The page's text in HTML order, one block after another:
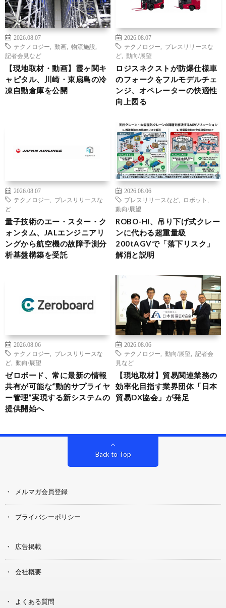
2026.08.07
テクノロジー
動画 物流施設
記者会見など
【現地取材・動画】霞ヶ関キ
ャピタル、川崎・東扇島の冷
凍自動倉庫を公開
2026.08.07
テクノロジー
プレスリリースな
ど
動向/展望
ロジスネクストが防爆仕様車
のフォークをフルモデルチェ
ンジ、オペレーターの快適性
向上図る
2026.08.07
テクノロジー
プレスリリースな
ど
量子技術のエー・スター・ク
ォンタム、JALエンジニアリ
ングから航空機の故障予測分
析基盤構築を受託
2026.08.06
プレスリリースなど
ロボット
動向/展望
ROBO-HI、吊り下げ式クレー
ンに代わる超重量級
200tAGVで「落下リスク」
解消と説明
2026.08.06
テクノロジー
プレスリリースな
ど
動向/展望
ゼロボード、常に最新の情報
共有が可能な“動的サプライヤ
ー管理”実現する新システムの
提供開始へ
2026.08.06
テクノロジー
動向/展望
記者会
見など
【現地取材】貿易関連業務の
効率化目指す業界団体「日本
貿易DX協会」が発足
Back to Top
メルマガ会員登録
プライバシーポリシー
広告掲載
会社概要
よくある質問